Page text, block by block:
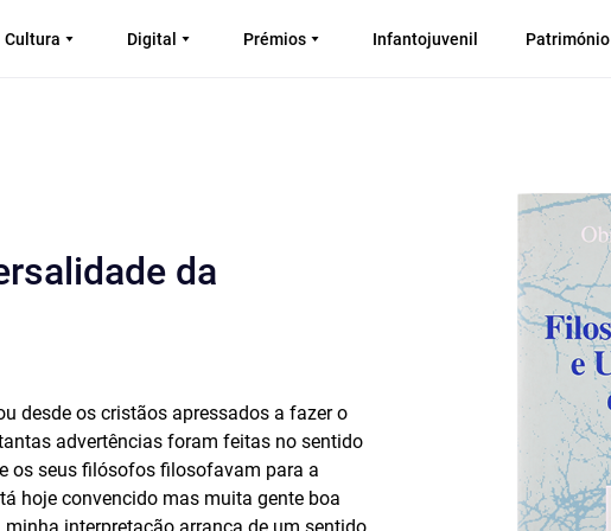
Cultura Digital Prémios Infantojuvenil Património
da
desde os cristãos apressados a fazer o
advertências foram feitas no sentido
os seus filósofos filosofavam para a
hoje convencido mas muita gente boa